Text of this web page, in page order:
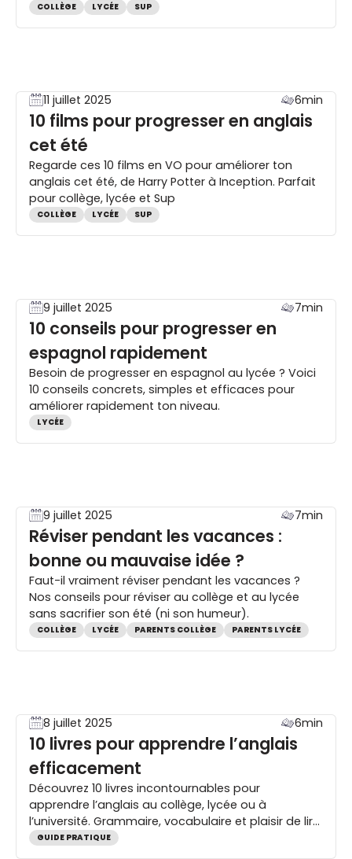
COLLÈGE LYCÉE SUP
11 juillet 2025 6min
10 films pour progresser en anglais
cet été
Regarde ces 10 films en VO pour améliorer ton
anglais cet été, de Harry Potter à Inception. Parfait
pour collège, lycée et Sup
COLLÈGE LYCÉE SUP
9 juillet 2025 7min
10 conseils pour progresser en
espagnol rapidement
Besoin de progresser en espagnol au lycée ? Voici
10 conseils concrets, simples et efficaces pour
améliorer rapidement ton niveau.
LYCÉE
9 juillet 2025 7min
Réviser pendant les vacances :
bonne ou mauvaise idée ?
Faut-il vraiment réviser pendant les vacances ?
Nos conseils pour réviser au collège et au lycée
sans sacrifier son été (ni son humeur).
COLLÈGE LYCÉE PARENTS COLLÈGE PARENTS LYCÉE
8 juillet 2025 6min
10 livres pour apprendre l’anglais
efficacement
Découvrez 10 livres incontournables pour
apprendre l’anglais au collège, lycée ou à
l’université. Grammaire, vocabulaire et plaisir de lire
au rendez-vous.
GUIDE PRATIQUE